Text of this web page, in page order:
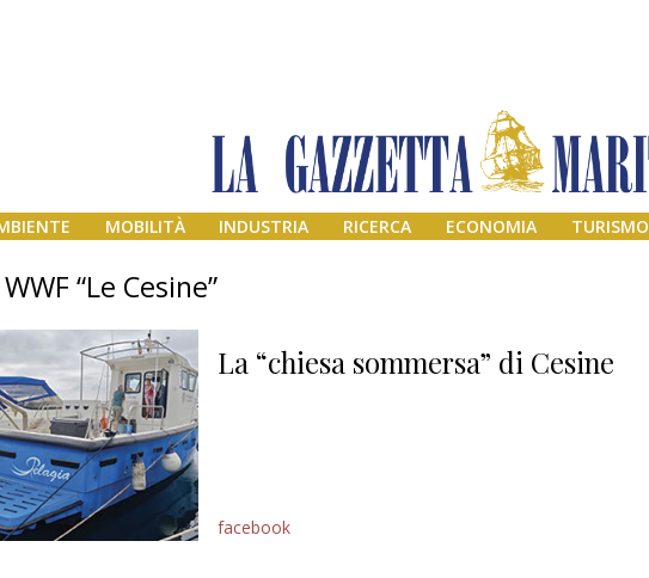
MOBILITÀ INDUSTRIA RICERCA ECONOMIA TURISMO
“Le Cesine”
La “chiesa sommersa” di Cesine
facebook